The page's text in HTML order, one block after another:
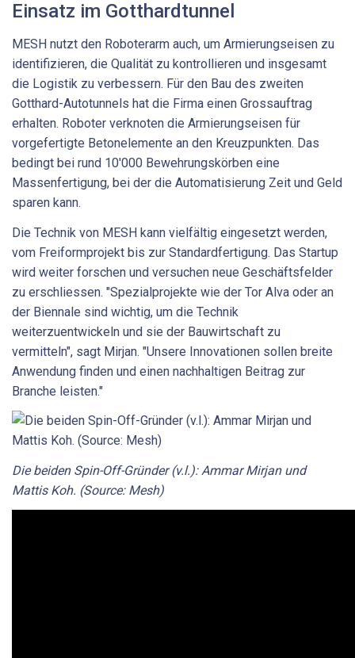
Einsatz im Gotthardtunnel
MESH nutzt den Roboterarm auch, um Armierungseisen zu
identifizieren, die Qualität zu kontrollieren und insgesamt
die Logistik zu verbessern. Für den Bau des zweiten
Gotthard-Autotunnels hat die Firma einen Grossauftrag
erhalten. Roboter verknoten die Armierungseisen für
vorgefertigte Betonelemente an den Kreuzpunkten. Das
bedingt bei rund 10'000 Bewehrungskörben eine
Massenfertigung, bei der die Automatisierung Zeit und Geld
sparen kann.
Die Technik von MESH kann vielfältig eingesetzt werden,
vom Freiformprojekt bis zur Standardfertigung. Das Startup
wird weiter forschen und versuchen neue Geschäftsfelder
zu erschliessen. "Spezialprojekte wie der Tor Alva oder an
der Biennale sind wichtig, um die Technik
weiterzuentwickeln und sie der Bauwirtschaft zu
vermitteln", sagt Mirjan. "Unsere Innovationen sollen breite
Anwendung finden und einen nachhaltigen Beitrag zur
Branche leisten."
Die beiden Spin-Off-Gründer (v.l.): Ammar Mirjan und
Mattis Koh. (Source: Mesh)